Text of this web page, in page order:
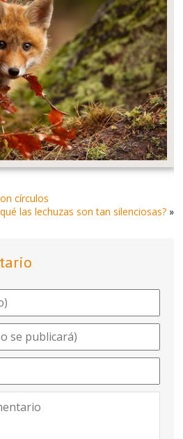
círculos
las lechuzas son tan silenciosas?»